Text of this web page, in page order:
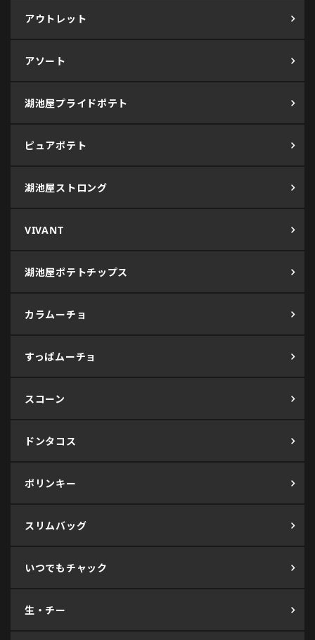
アウトレット
アソート
湖池屋プライドポテト
ピュアポテト
湖池屋ストロング
VIVANT
湖池屋ポテトチップス
カラムーチョ
すっぱムーチョ
スコーン
ドンタコス
ポリンキー
スリムバッグ
いつでもチャック
生・チー